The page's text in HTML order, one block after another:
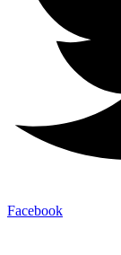
Facebook